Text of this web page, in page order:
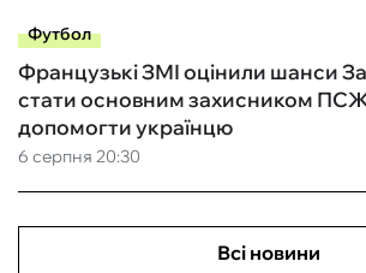
Футбол
6 серпня 20:30
Французькі ЗМІ оцінили шанси
стати основним захисником
допомогти українцю
Всі новини